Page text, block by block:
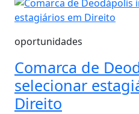
oportunidades
Comarca de
selecionar
Direito